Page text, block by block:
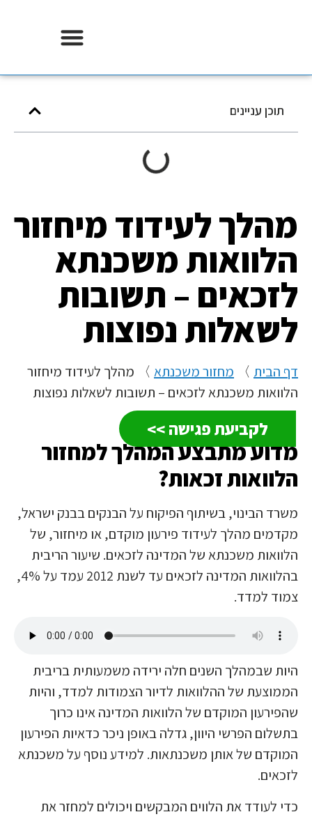
לקביעת פגישה >>
תוכן עניינים
לעידוד מיחזור
משכנתא
– תשובות
נפוצות
הבית〉 מחזור משכנתא〉 מהלך לעידוד מיחזור
משכנתא לזכאים – תשובות לשאלות נפוצות
מתבצע המהלך למחזור
זכאות?
הבינוי, בשיתוף הפיקוח על הבנקים בבנק ישראל,
מהלך לעידוד פירעון מוקדם, או מיחזור, של
משכנתא של המדינה לזכאים. שיעור הריבית
בהלוואות המדינה לזכאים עד לשנת 2012 עמד על 4%,
למדד.
שבמהלך השנים חלה ירידה משמעותית בריבית
של ההלוואות לדיור הצמודות למדד, והיות
המוקדם של הלוואות המדינה אינו כרוך
הפרשי היוון, גדלה באופן ניכר כדאיות הפירעון
של אותן משכנתאות. למידע נוסף על משכנתא
לעודד את הלווים המבקשים ויכולים למחזר את